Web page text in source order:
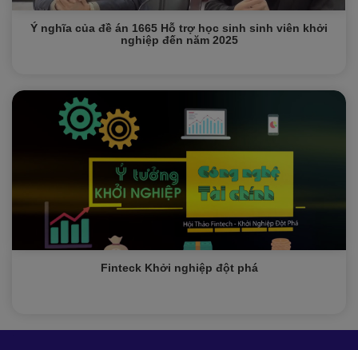
Ý nghĩa của đề án 1665 Hỗ trợ học sinh sinh viên khởi
nghiệp đến năm 2025
Finteck Khởi nghiệp đột phá